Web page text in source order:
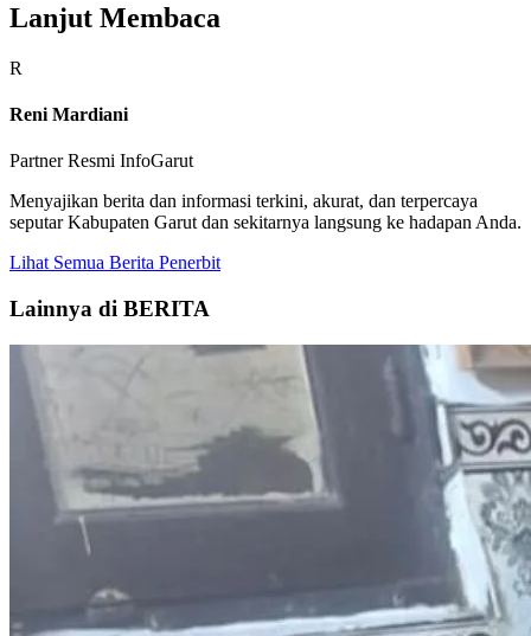
Lanjut Membaca
R
Reni Mardiani
Partner Resmi InfoGarut
Menyajikan berita dan informasi terkini, akurat, dan terpercaya
seputar Kabupaten Garut dan sekitarnya langsung ke hadapan Anda.
Lihat Semua Berita Penerbit
Lainnya di BERITA